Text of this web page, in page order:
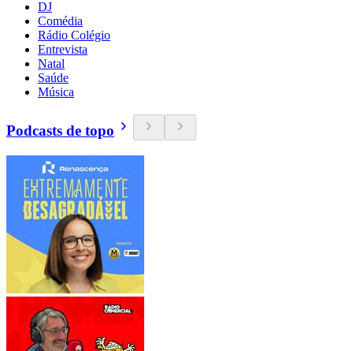
DJ
Comédia
Rádio Colégio
Entrevista
Natal
Saúde
Música
Podcasts de topo